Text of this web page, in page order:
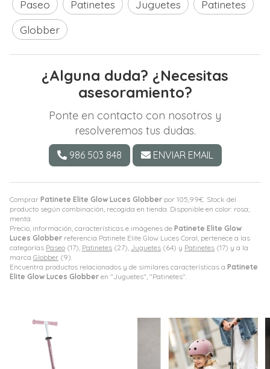
Comprar Patinete Elite Glow Luces Globber por 105,99€. Stock del
producto según combinación, recogida en tienda. Disponible en color: rosa;
menta.
Precio, información, características e imágenes de Patinete Elite Glow
Luces Globber referencia Patinete Elite Glow Luces Coral, pertenece a las
categorías Paseo (17), Patinetes (27), Juguetes (64) y Patinetes (17) y a la
marca Globber (9).
Encuentra productos relacionados y de similares características a Patinete
Elite Glow Luces Globber en "Juguetes", "Patinetes".
Paseo Patinetes Juguetes
Patinetes
Globber
¿Alguna duda? ¿Necesitas
asesoramiento?
Ponte en contacto con nosotros y
resolveremos tus dudas.
986 503 848 ENVIAR EMAIL